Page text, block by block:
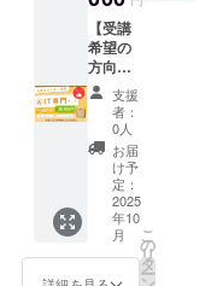
リジナ
ルグッ
ズ】 サ
イズ：
本体/約
220×22
0×110
mm、
持ち手/
20×320
mm 容
量：約
ト、
サー
バー、
クラウ
ドな
ど） ・
コン
ピュー
タの基
本操作
・簡単
なPCト
ラブル
シュー
おすす
め】 ・
まずは
お試し
で受講
したい
・まだ
何をし
たいか
決めて
ない
【受講
内容
（予
定）】
【受講
希望の
方向
け】限
定15名
様モニ
ター募
集 ④IT
専門
コース
（カウ
ンセリ
ング+オ
リジナ
支援
者：
0人
お届
け予
定：
2025
年10
月
こ
の
リ
タ
ー